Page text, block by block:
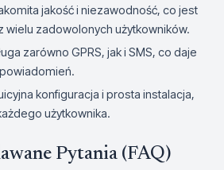
jakość i niezawodność, co jest
zadowolonych użytkowników.
zarówno GPRS, jak i SMS, co daje
konfiguracja i prosta instalacja,
użytkownika.
Pytania (FAQ)